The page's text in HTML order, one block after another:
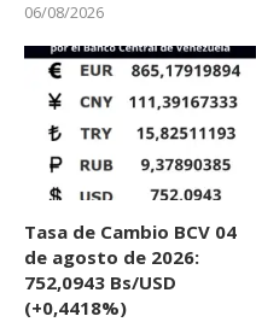
06/08/2026
Tasa de Cambio BCV 04
de agosto de 2026:
752,0943 Bs/USD
(+0,4418%)